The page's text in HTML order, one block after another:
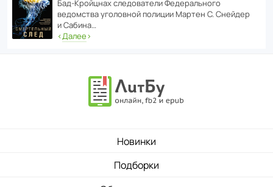
Бад‑Крой­цнах следо­ва­тели Феде­раль­ного
ведомства уголо­вной полиции Мартен С. Снейдер
и Сабина…
‹Далее›
Новинки
Подборки